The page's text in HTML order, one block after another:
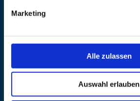
Marketing
Alle zulassen
Auswahl erlauben
Expertise
Kunden
Wissensportal
Blog